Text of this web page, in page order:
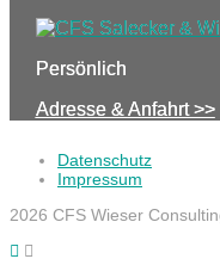
Persönlich
Adresse & Anfahrt >>
Datenschutz
Impressum
2026 CFS Wieser